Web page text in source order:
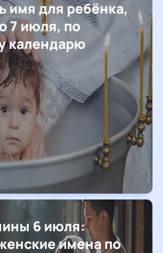
имя для ребёнка,
7 июля, по
календарю
6 июля:
имена по